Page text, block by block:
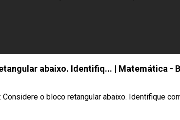
abaixo. Identifiq... | Matemática -
o bloco retangular abaixo. Identifique